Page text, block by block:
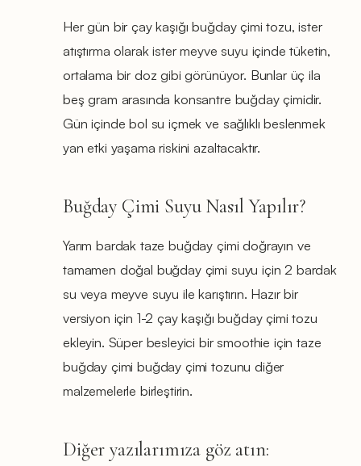
Her gün bir çay kaşığı buğday çimi tozu, ister
atıştırma olarak ister meyve suyu içinde tüketin,
ortalama bir doz gibi görünüyor. Bunlar üç ila
beş gram arasında konsantre buğday çimidir.
Gün içinde bol su içmek ve sağlıklı beslenmek
yan etki yaşama riskini azaltacaktır.
Buğday Çimi Suyu Nasıl Yapılır?
Yarım bardak taze buğday çimi doğrayın ve
tamamen doğal buğday çimi suyu için 2 bardak
su veya meyve suyu ile karıştırın. Hazır bir
versiyon için 1-2 çay kaşığı buğday çimi tozu
ekleyin. Süper besleyici bir smoothie için taze
buğday çimi buğday çimi tozunu diğer
malzemelerle birleştirin.
Diğer yazılarımıza göz atın: